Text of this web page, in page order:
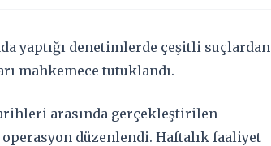
yaptığı denetimlerde çeşitli suçlardan
mahkemece tutuklandı.
arasında gerçekleştirilen
düzenlendi. Haftalık faaliyet